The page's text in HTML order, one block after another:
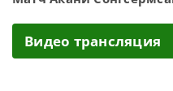
Видео трансляция